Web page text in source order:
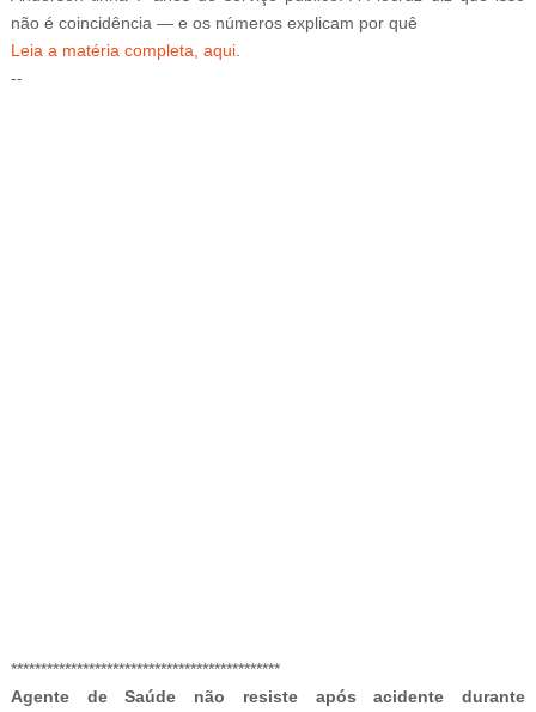
não é coincidência — e os números explicam por quê
Leia a matéria completa, aqui.
--
*********************************************
Agente de Saúde não resiste após acidente durante